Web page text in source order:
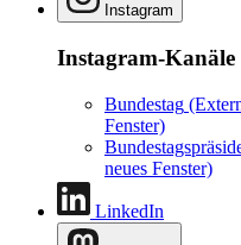
Instagram
Instagram-Kanäle
Bundestag
Fenster)
neues Fenster)
LinkedIn